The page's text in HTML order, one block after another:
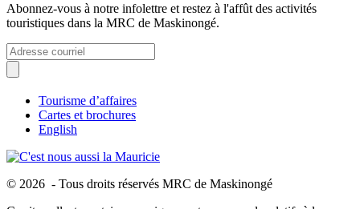
Abonnez-vous à notre infolettre et restez à l'affût des activités
touristiques dans la MRC de Maskinongé.
Tourisme d’affaires
Cartes et brochures
English
© 2026 - Tous droits réservés MRC de Maskinongé